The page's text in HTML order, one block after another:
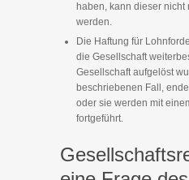
haben, kann dieser nicht
werden.
Die Haftung für
die Gesellschaft
Gesellschaft aufgelöst
beschriebenen Fall,
oder sie werden mit
fortgeführt.